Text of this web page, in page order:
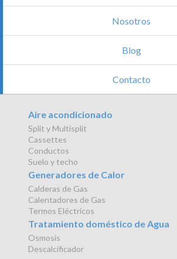
Nosotros
Blog
Contacto
Aire acondicionado
Split y Multisplit
Cassettes
Conductos
Suelo y techo
Generadores de Calor
Calderas de Gas
Calentadores de Gas
Termos Eléctricos
Tratamiento doméstico de Agua
Osmosis
Descalcificador